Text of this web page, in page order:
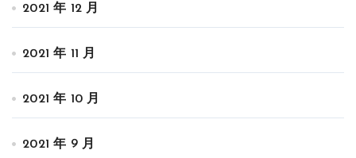
2021 年 12 月
2021 年 11 月
2021 年 10 月
2021 年 9 月